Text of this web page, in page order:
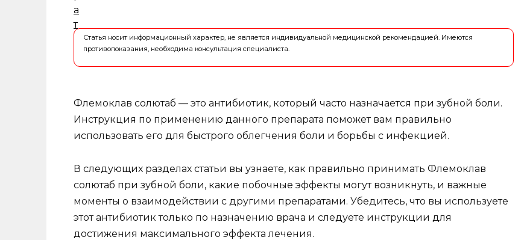
Статья носит информационный характер, не является индивидуальной медицинской рекомендацией. Имеются
противопоказания, необходима консультация специалиста.
Флемоклав солютаб — это антибиотик, который часто назначается при зубной боли.
Инструкция по применению данного препарата поможет вам правильно
использовать его для быстрого облегчения боли и борьбы с инфекцией.
В следующих разделах статьи вы узнаете, как правильно принимать Флемоклав
солютаб при зубной боли, какие побочные эффекты могут возникнуть, и важные
моменты о взаимодействии с другими препаратами. Убедитесь, что вы используете
этот антибиотик только по назначению врача и следуете инструкции для
достижения максимального эффекта лечения.